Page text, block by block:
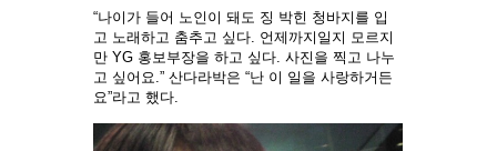
“나이가 들어 노인이 돼도 징 박힌 청바지를 입
고 노래하고 춤추고 싶다. 언제까지일지 모르지
만 YG 홍보부장을 하고 싶다. 사진을 찍고 나누
고 싶어요.” 산다라박은 “난 이 일을 사랑하거든
요”라고 했다.